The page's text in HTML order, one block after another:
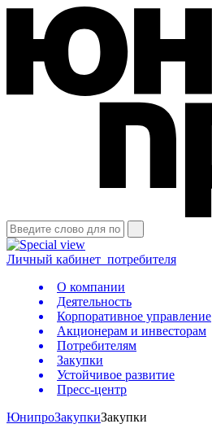
Личный кабинет потребителя
О компании
Деятельность
Корпоративное управление
Акционерам и инвесторам
Потребителям
Закупки
Устойчивое развитие
Пресс-центр
ЮнипроЗакупкиЗакупки